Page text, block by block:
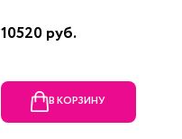
10520 руб.
В КОРЗИНУ